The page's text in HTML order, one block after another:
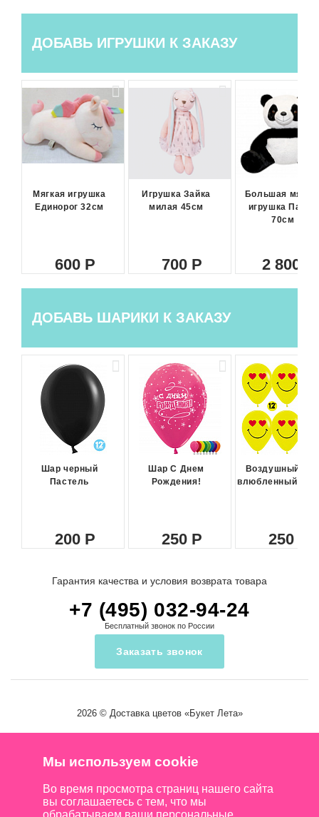
ДОБАВЬ ИГРУШКИ К ЗАКАЗУ
Мягкая игрушка
Единорог 32см
600
Игрушка Зайка
милая 45см
700
Большая
игрушка Панда
70см
2 800
ДОБАВЬ ШАРИКИ К ЗАКАЗУ
Шар черный
Пастель
200
Шар С Днем
Рождения!
250
Воздушный
влюбленный
250
Гарантия качества и условия возврата товара
+7 (495) 032-94-24
Бесплатный звонок по России
Заказать звонок
2026 © Доставка цветов«Букет Лета»
Мы используем cookie
Во время просмотра страниц нашего сайта
вы соглашаетесь с тем, что мы
обрабатываем ваши персональные